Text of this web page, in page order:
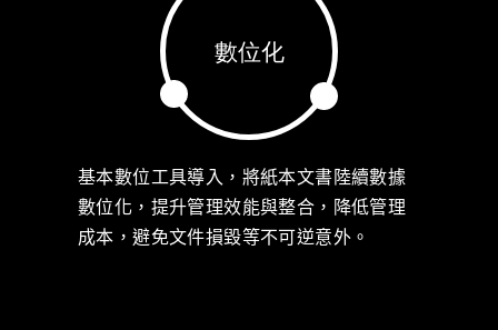
基本數位工具導入，將紙本文書陸續數據
數位化，提升管理效能與整合，降低管理
成本，避免文件損毀等不可逆意外。